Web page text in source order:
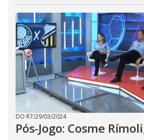
DO R7/29/03/2024
Pós-Jogo: Cosme